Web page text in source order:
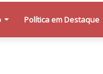
Política em Destaque